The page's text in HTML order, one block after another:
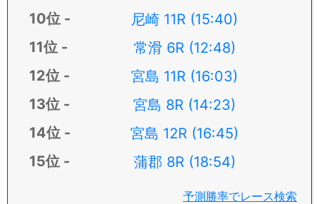
尼崎 11R (15:40)
常滑 6R (12:48)
宮島 11R (16:03)
宮島 8R (14:23)
宮島 12R (16:45)
蒲郡 8R (18:54)
予測勝率でレース検索